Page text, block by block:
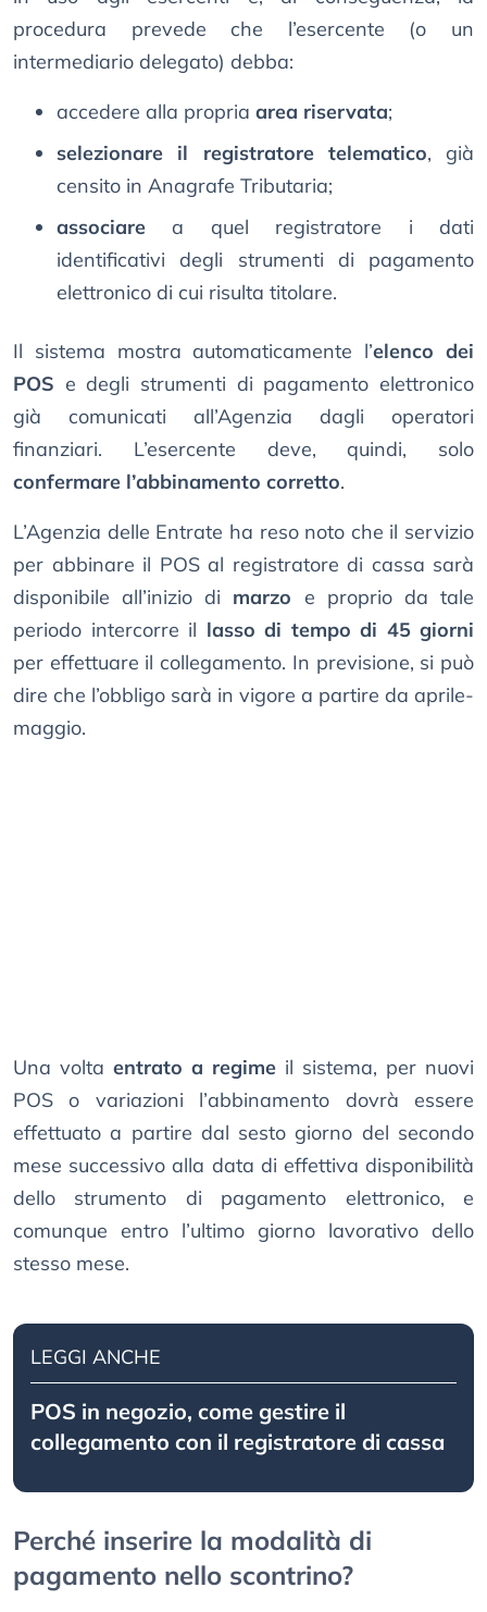
procedura prevede che l’esercente (o un
intermediario delegato) debba:
accedere alla propria area riservata;
selezionare il registratore telematico, già
censito in Anagrafe Tributaria;
associare a quel registratore i dati
identificativi degli strumenti di pagamento
elettronico di cui risulta titolare.
Il sistema mostra automaticamente l’elenco dei
POS e degli strumenti di pagamento elettronico
già comunicati all’Agenzia dagli operatori
finanziari. L’esercente deve, quindi, solo
confermare l’abbinamento corretto.
L’Agenzia delle Entrate ha reso noto che il servizio
per abbinare il POS al registratore di cassa sarà
disponibile all’inizio di marzo e proprio da tale
periodo intercorre il lasso di tempo di 45 giorni
per effettuare il collegamento. In previsione, si può
dire che l’obbligo sarà in vigore a partire da aprile-
maggio.
Una volta entrato a regime il sistema, per nuovi
POS o variazioni l’abbinamento dovrà essere
effettuato a partire dal sesto giorno del secondo
mese successivo alla data di effettiva disponibilità
dello strumento di pagamento elettronico, e
comunque entro l’ultimo giorno lavorativo dello
stesso mese.
LEGGI ANCHE
POS in negozio, come gestire il
collegamento con il registratore di cassa
Perché inserire la modalità di
pagamento nello scontrino?